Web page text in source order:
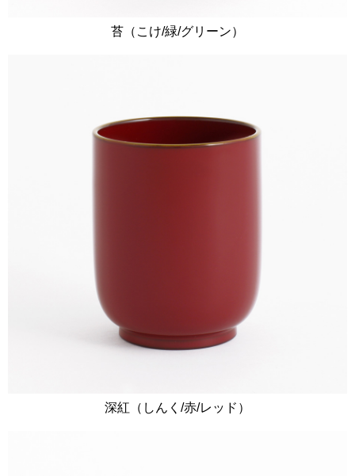
苔（こけ/緑/グリーン）
深紅（しんく/赤/レッド）